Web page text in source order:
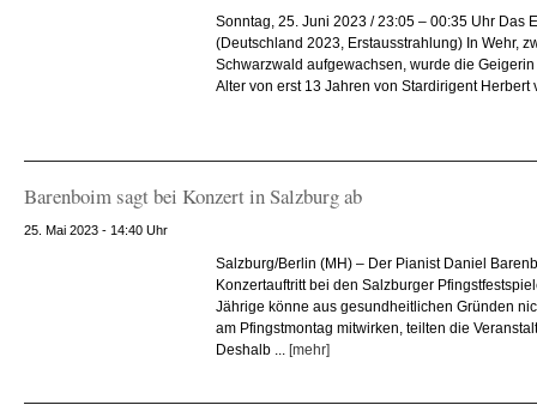
Sonntag, 25. Juni 2023 / 23:05 – 00:35 Uhr Das
(Deutschland 2023, Erstausstrahlung) In Wehr,
Schwarzwald aufgewachsen, wurde die
Alter von erst 13 Jahren von Stardirigent Herbert
Barenboim sagt bei Konzert in Salzburg ab
25. Mai 2023 - 14:40 Uhr
Salzburg/Berlin (MH) – Der Pianist Daniel
Konzertauftritt bei den Salzburger
Jährige könne aus gesundheitlichen Gründen
am Pfingstmontag mitwirken, teilten die
Deshalb ... [mehr]